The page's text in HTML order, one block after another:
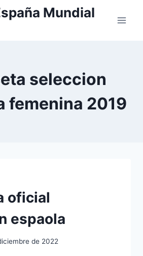
Mundial
seleccion
femenina 2019
oficial
espaola
de 2022